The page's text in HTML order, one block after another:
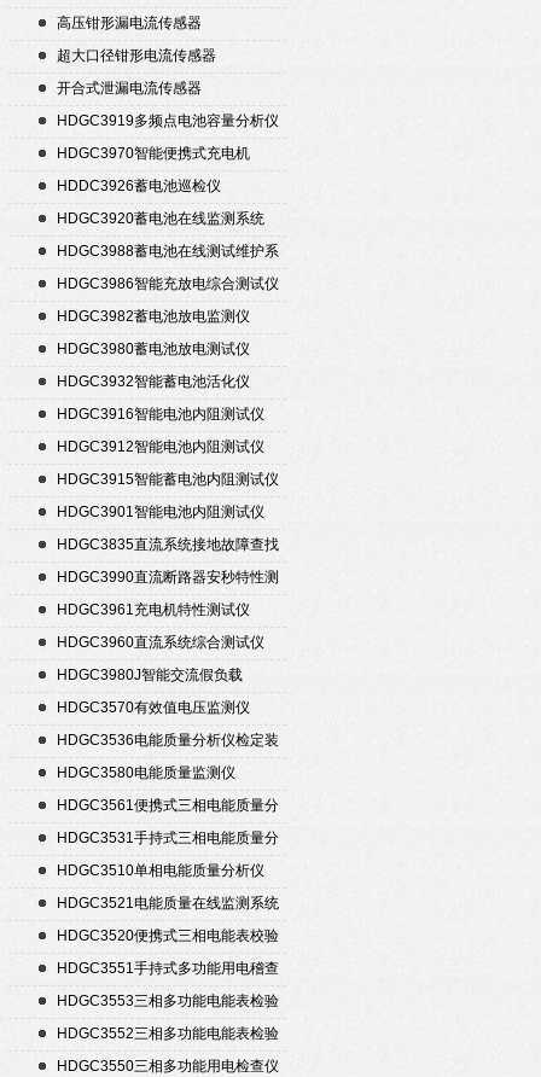
高压钳形漏电流传感器
超大口径钳形电流传感器
开合式泄漏电流传感器
HDGC3919多频点电池容量分析仪
HDGC3970智能便携式充电机
HDDC3926蓄电池巡检仪
HDGC3920蓄电池在线监测系统
HDGC3988蓄电池在线测试维护系
统
HDGC3986智能充放电综合测试仪
HDGC3982蓄电池放电监测仪
HDGC3980蓄电池放电测试仪
HDGC3932智能蓄电池活化仪
HDGC3916智能电池内阻测试仪
HDGC3912智能电池内阻测试仪
HDGC3915智能蓄电池内阻测试仪
HDGC3901智能电池内阻测试仪
HDGC3835直流系统接地故障查找
仪
HDGC3990直流断路器安秒特性测
试仪
HDGC3961充电机特性测试仪
HDGC3960直流系统综合测试仪
HDGC3980J智能交流假负载
HDGC3570有效值电压监测仪
HDGC3536电能质量分析仪检定装
置
HDGC3580电能质量监测仪
HDGC3561便携式三相电能质量分
析仪
HDGC3531手持式三相电能质量分
析仪
HDGC3510单相电能质量分析仪
HDGC3521电能质量在线监测系统
HDGC3520便携式三相电能表校验
仪
HDGC3551手持式多功能用电稽查
仪
HDGC3553三相多功能电能表检验
装置
HDGC3552三相多功能电能表检验
装置
HDGC3550三相多功能用电检查仪